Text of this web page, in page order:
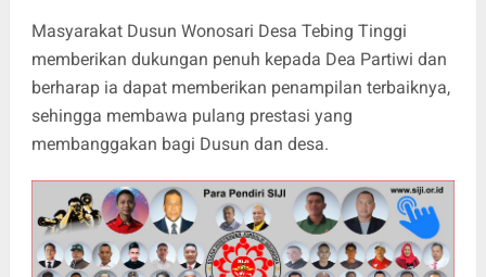
Masyarakat Dusun Wonosari Desa Tebing Tinggi
memberikan dukungan penuh kepada Dea Partiwi dan
berharap ia dapat memberikan penampilan terbaiknya,
sehingga membawa pulang prestasi yang
membanggakan bagi Dusun dan desa.